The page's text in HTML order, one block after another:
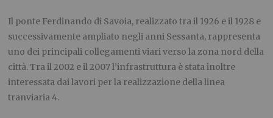
Il ponte Ferdinando di Savoia, realizzato tra il 1926 e il 1928 e
successivamente ampliato negli anni Sessanta, rappresenta
uno dei principali collegamenti viari verso la zona nord della
città. Tra il 2002 e il 2007 l’infrastruttura è stata inoltre
interessata dai lavori per la realizzazione della linea
tranviaria 4.